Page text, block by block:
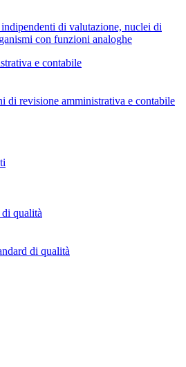
di valutazione, nuclei di
con funzioni analoghe
e contabile
di revisione amministrativa e contabile
di qualità
di qualità